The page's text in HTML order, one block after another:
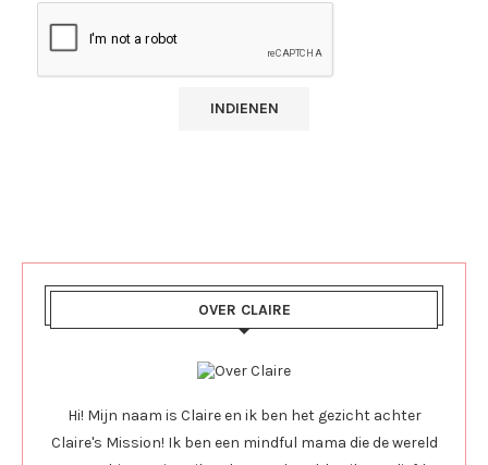
OVER CLAIRE
Hi! Mijn naam is Claire en ik ben het gezicht achter
Claire's Mission! Ik ben een mindful mama die de wereld